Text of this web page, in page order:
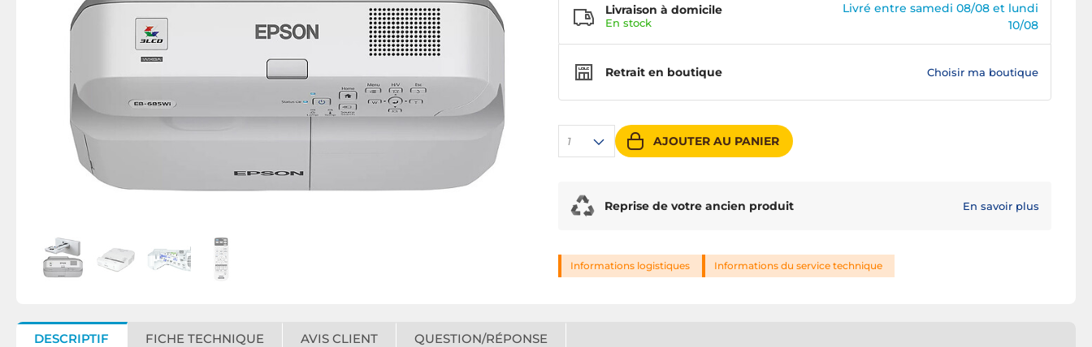
1 AJOUTER AU PANIER
Livraison à domicile
En stock
Livré entre samedi 08/08 et lundi
10/08
Retrait en boutique Choisir ma boutique
Reprise de votre ancien produit En savoir plus
Informations logistiques Informations du service technique
DESCRIPTIF FICHE TECHNIQUE AVIS CLIENT QUESTION/RÉPONSE